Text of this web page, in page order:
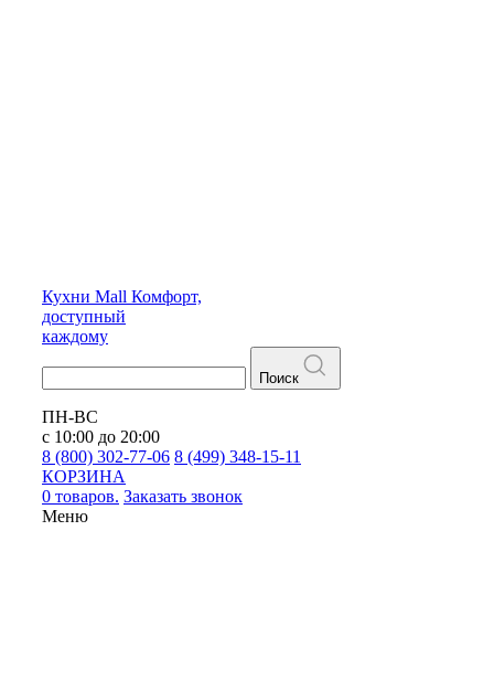
Кухни Mall Комфорт,
доступный
каждому
Поиск
ПН-ВС
с 10:00 до 20:00
8 (800) 302-77-06 8 (499) 348-15-11
КОРЗИНА
0 товаров. Заказать звонок
Меню